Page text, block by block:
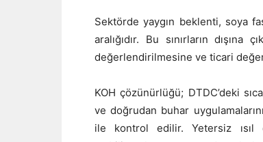
Sektörde yaygın beklenti, soya
aralığıdır. Bu sınırların
değerlendirilmesine ve ticari
KOH çözünürlüğü; DTDC’deki
ve doğrudan buhar
ile kontrol edilir. Yetersiz ısıl